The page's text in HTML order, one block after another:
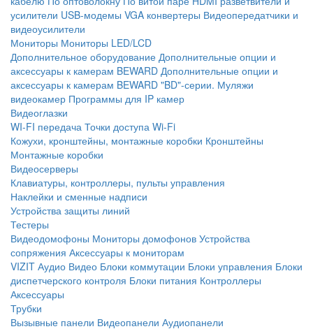
усилители USB-модемы VGA конвертеры Видеопередатчики и
видеоусилители
Мониторы Мониторы LED/LCD
Дополнительное оборудование Дополнительные опции и
аксессуары к камерам BEWARD Дополнительные опции и
аксессуары к камерам BEWARD "BD"-серии. Муляжи
видеокамер Программы для IP камер
Видеоглазки
WI-FI передача Точки доступа Wi-Fi
Кожухи, кронштейны, монтажные коробки Кронштейны
Монтажные коробки
Видеосерверы
Клавиатуры, контроллеры, пульты управления
Наклейки и сменные надписи
Устройства защиты линий
Тестеры
Видеодомофоны Мониторы домофонов Устройства
сопряжения Аксессуары к мониторам
VIZIT Аудио Видео Блоки коммутации Блоки управления Блоки
диспетчерского контроля Блоки питания Контроллеры
Аксессуары
Трубки
Вызывные панели Видеопанели Аудиопанели